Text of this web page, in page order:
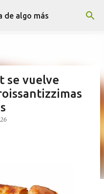
principal
de algo más
se vuelve